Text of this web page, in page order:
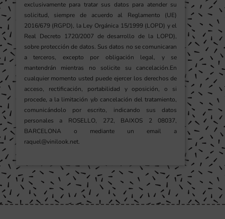
exclusivamente para tratar sus datos para atender su
solicitud, siempre de acuerdo al Reglamento (UE)
2016/679 (RGPD), la Ley Orgánica 15/1999 (LOPD) y el
Real Decreto 1720/2007 de desarrollo de la LOPD),
sobre protección de datos. Sus datos no se comunicaran
a terceros, excepto por obligación legal, y se
mantendrán mientras no solicite su cancelación.En
cualquier momento usted puede ejercer los derechos de
acceso, rectificación, portabilidad y oposición, o si
procede, a la limitación y/o cancelación del tratamiento,
comunicándolo por escrito, indicando sus datos
personales a ROSELLO, 272, BAIXOS 2 08037,
BARCELONA o mediante un email a
raquel@vinilook.net.